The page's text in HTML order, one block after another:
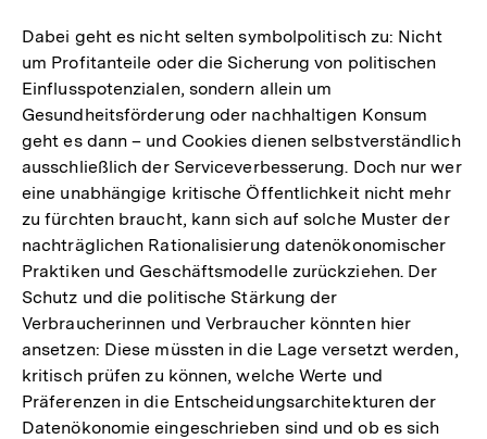
Dabei geht es nicht selten symbolpolitisch zu: Nicht
um Profitanteile oder die Sicherung von politischen
Einflusspotenzialen, sondern allein um
Gesundheitsförderung oder nachhaltigen Konsum
geht es dann – und Cookies dienen selbstverständlich
ausschließlich der Serviceverbesserung. Doch nur wer
eine unabhängige kritische Öffentlichkeit nicht mehr
zu fürchten braucht, kann sich auf solche Muster der
nachträglichen Rationalisierung datenökonomischer
Praktiken und Geschäftsmodelle zurückziehen. Der
Schutz und die politische Stärkung der
Verbraucherinnen und Verbraucher könnten hier
ansetzen: Diese müssten in die Lage versetzt werden,
kritisch prüfen zu können, welche Werte und
Präferenzen in die Entscheidungsarchitekturen der
Datenökonomie eingeschrieben sind und ob es sich